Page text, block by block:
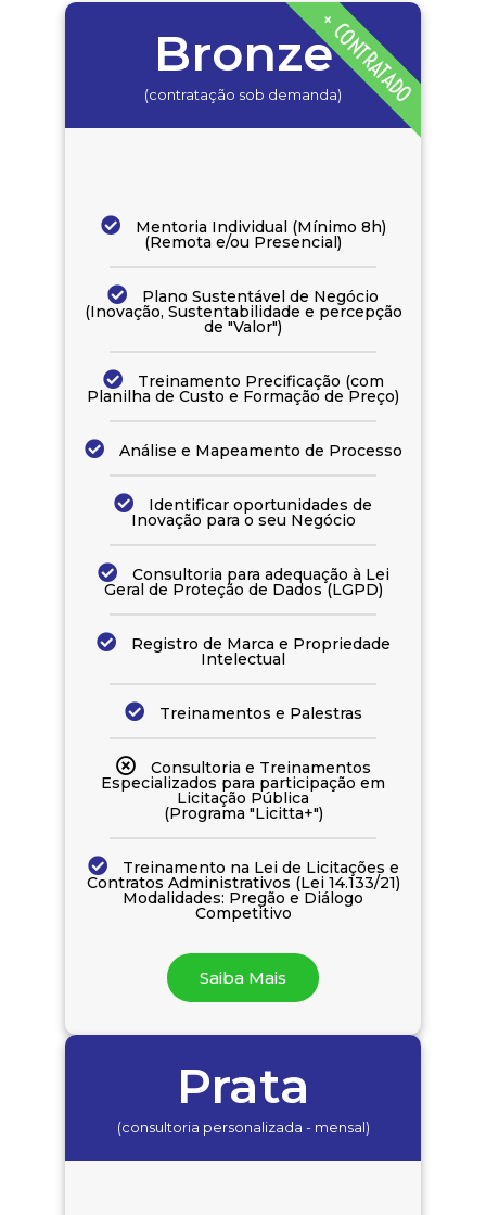
Bronze
(contratação sob demanda)
Mentoria Individual (Mínimo 8h)
(Remota e/ou Presencial)
Plano Sustentável de Negócio
(Inovação, Sustentabilidade e percepção
de "Valor")
Treinamento Precificação (com
Planilha de Custo e Formação de Preço)
Análise e Mapeamento de Processo
Identificar oportunidades de
Inovação para o seu Negócio
Consultoria para adequação à Lei
Geral de Proteção de Dados (LGPD)
Registro de Marca e Propriedade
Intelectual
Treinamentos e Palestras
Consultoria e Treinamentos
Especializados para participação em
Licitação Pública
(Programa "Licitta+")
Treinamento na Lei de Licitações e
Contratos Administrativos (Lei 14.133/21)
Modalidades: Pregão e Diálogo
Competitivo
Saiba Mais
+ CONTRATADO
Prata
(consultoria personalizada - mensal)